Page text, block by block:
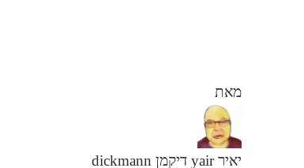
מאת
יאיר yair דיקמן dickmann